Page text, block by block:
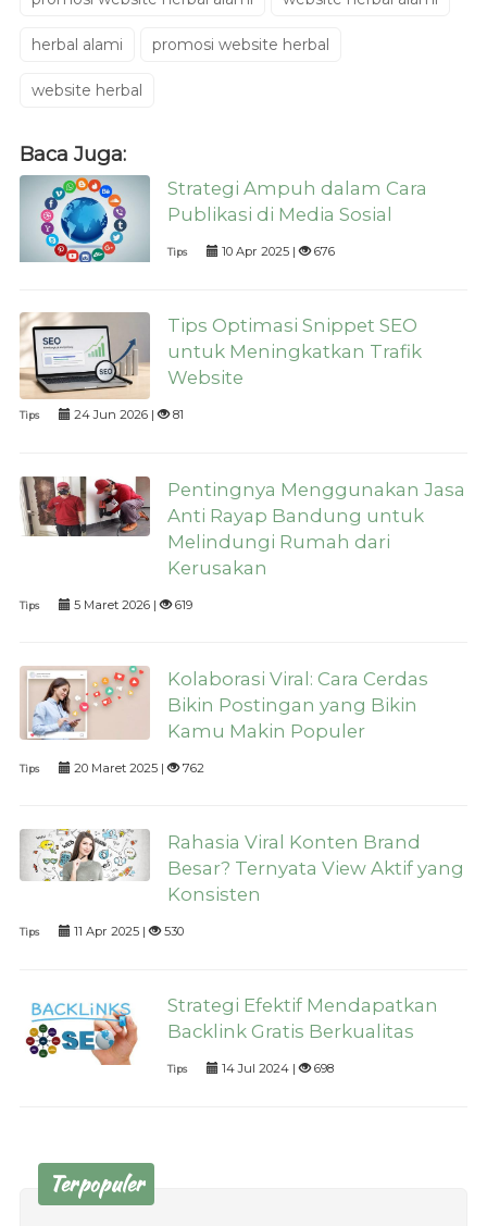
herbal alami promosi website herbal
website herbal
Baca Juga:
Strategi Ampuh dalam Cara
Publikasi di Media Sosial
Tips 10 Apr 2025 | 676
Tips Optimasi Snippet SEO
untuk Meningkatkan Trafik
Website
Tips 24 Jun 2026 | 81
Pentingnya Menggunakan Jasa
Anti Rayap Bandung untuk
Melindungi Rumah dari
Kerusakan
Tips 5 Maret 2026 | 619
Kolaborasi Viral: Cara Cerdas
Bikin Postingan yang Bikin
Kamu Makin Populer
Tips 20 Maret 2025 | 762
Rahasia Viral Konten Brand
Besar? Ternyata View Aktif yang
Konsisten
Tips 11 Apr 2025 | 530
Strategi Efektif Mendapatkan
Backlink Gratis Berkualitas
Tips 14 Jul 2024 | 698
Terpopuler